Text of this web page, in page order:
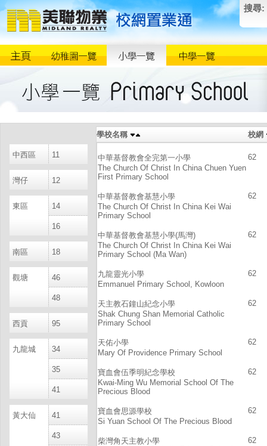
搜尋:
中西區 11
灣仔 12
東區 14
16
南區 18
觀塘 46
48
西貢 95
九龍城 34
35
41
黃大仙 41
43
學校名稱 校網
中華基督教會全完第一小學
The Church Of Christ In China Chuen Yuen
First Primary School
62
中華基督教會基慧小學
The Church Of Christ In China Kei Wai
Primary School
62
中華基督教會基慧小學(馬灣)
The Church Of Christ In China Kei Wai
Primary School (Ma Wan)
62
九龍靈光小學
Emmanuel Primary School, Kowloon
62
天主教石鐘山紀念小學
Shak Chung Shan Memorial Catholic
Primary School
62
天佑小學
Mary Of Providence Primary School
62
寶血會伍季明紀念學校
Kwai-Ming Wu Memorial School Of The
Precious Blood
62
寶血會思源學校
Si Yuan School Of The Precious Blood
62
柴灣角天主教小學
62